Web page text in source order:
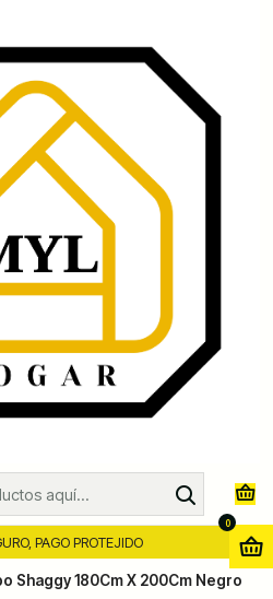
0
PAGO PROTEJIDO
Shaggy 180Cm X 200Cm Negro